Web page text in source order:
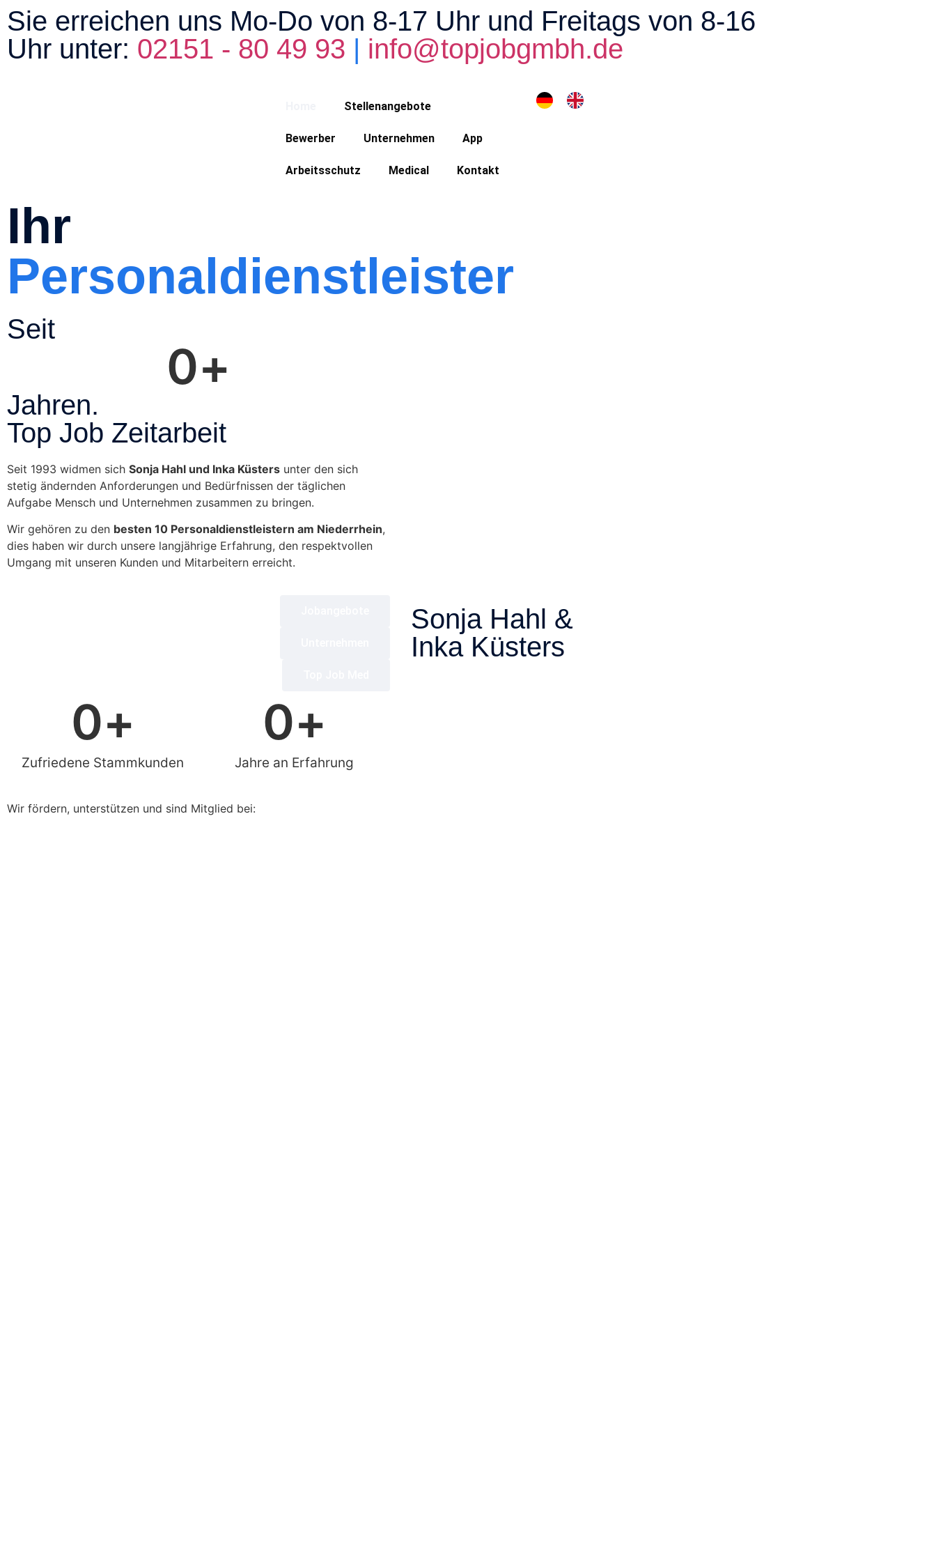
Sie erreichen uns Mo-Do von 8-17 Uhr und Freitags von 8-16
Uhr unter: 02151 - 80 49 93 | info@topjobgmbh.de
Stellenangebote
Bewerber Unternehmen App
Arbeitsschutz Medical Kontakt
Ihr
Personaldienstleister
Seit
0+
Jahren.
Top Job Zeitarbeit
Seit 1993 widmen sich Sonja Hahl und Inka Küsters unter den sich
stetig ändernden Anforderungen und Bedürfnissen der täglichen
Aufgabe Mensch und Unternehmen zusammen zu bringen.
Wir gehören zu den besten 10 Personaldienstleistern am Niederrhein,
dies haben wir durch unsere langjährige Erfahrung, den respektvollen
Umgang mit unseren Kunden und Mitarbeitern erreicht.
Zufriedene Stammkunden
0+
Jahre an Erfahrung
0+
Sonja Hahl &
Inka Küsters
Wir fördern, unterstützen und sind Mitglied bei: